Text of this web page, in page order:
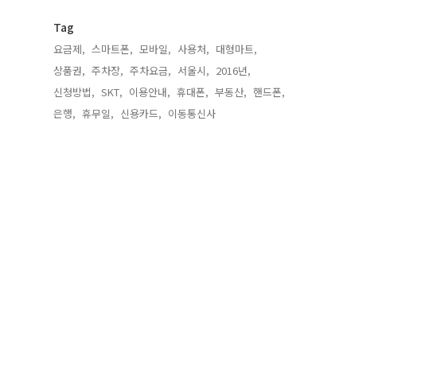
Tag
요금제, 스마트폰, 모바일, 사용처, 대형마트,
상품권, 주차장, 주차요금, 서울시, 2016년,
신청방법, SKT, 이용안내, 휴대폰, 부동산, 핸드폰,
은행, 휴무일, 신용카드, 이동통신사,